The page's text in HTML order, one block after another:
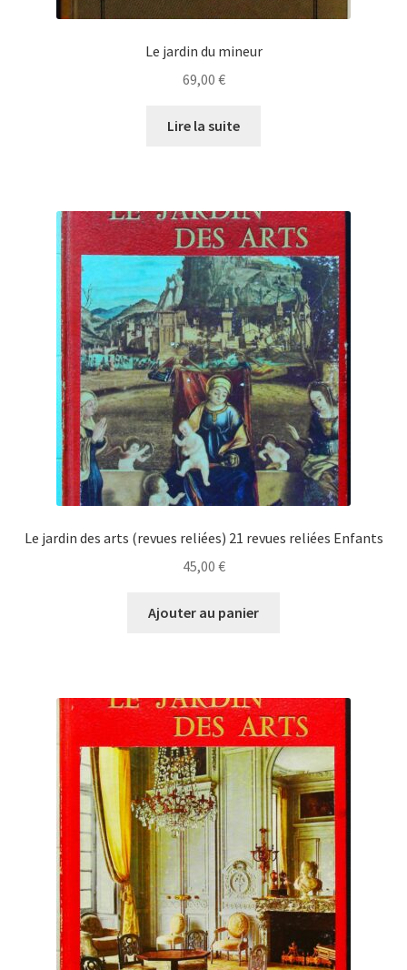
Le jardin du mineur
69,00 €
Lire la suite
Le jardin des arts (revues reliées) 21 revues reliées Enfants
45,00 €
Ajouter au panier